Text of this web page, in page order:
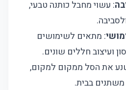
: עשוי מחבל כותנה טבעי,
: מתאים לשימושים
ועיצוב חללים שונים.
את הסל ממקום למקום,
בבית.